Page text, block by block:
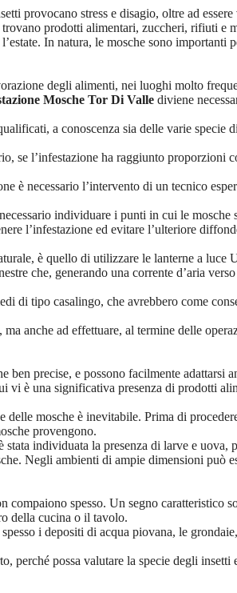
provocano stress e disagio, oltre ad
prodotti alimentari, zuccheri, rifiuti e
In natura, le mosche sono importanti
degli alimenti, nei luoghi molto
Mosche Tor Di Valle diviene
a conoscenza sia delle varie specie
se l’infestazione ha raggiunto proporzioni
è necessario l’intervento di un tecnico
individuare i punti in cui le mosche
l’infestazione ed evitare l’ulteriore
è quello di utilizzare le lanterne a luce
che, generando una corrente d’aria
di tipo casalingo, che avrebbero come
anche ad effettuare, al termine delle
ben precise, e possono facilmente adattarsi
vi è una significativa presenza di prodotti
mosche è inevitabile. Prima di
provengono.
individuata la presenza di larve e uova,
Negli ambienti di ampie dimensioni può
compaiono spesso. Un segno caratteristico
della cucina o il tavolo.
i depositi di acqua piovana, le
perché possa valutare la specie degli insetti